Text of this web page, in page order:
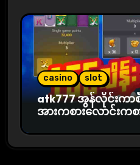
casino slot
atk777 အွန်လိုင်းကာစီ
အားကစားလောင်းကစာ